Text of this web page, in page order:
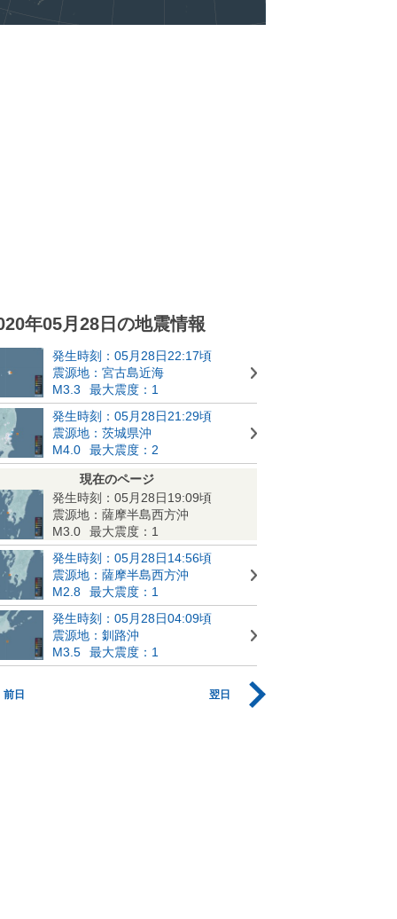
年05月28日の地震情報
発生時刻：05月28日22:17頃
震源地：宮古島近海
M3.3
最大震度：1
発生時刻：05月28日21:29頃
震源地：茨城県沖
M4.0
最大震度：2
現在のページ
発生時刻：05月28日19:09頃
震源地：薩摩半島西方沖
M3.0
最大震度：1
発生時刻：05月28日14:56頃
震源地：薩摩半島西方沖
M2.8
最大震度：1
発生時刻：05月28日04:09頃
震源地：釧路沖
M3.5
最大震度：1
前日 翌日